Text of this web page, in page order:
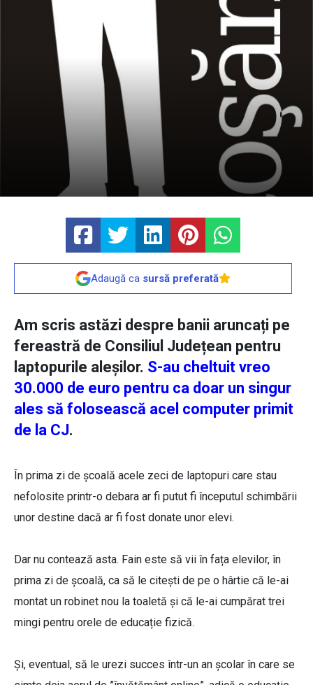
Adaugă ca sursă preferată
Am scris astăzi despre banii aruncați pe
fereastră de Consiliul Județean pentru
laptopurile aleșilor. S-au cheltuit vreo
30.000 de euro pentru ca doar un singur
ales să folosească acel computer primit
de la CJ.
În prima zi de școală acele zeci de laptopuri care stau
nefolosite printr-o debara ar fi putut fi începutul schimbării
unor destine dacă ar fi fost donate unor elevi.
Dar nu contează asta. Fain este să vii în fața elevilor, în
prima zi de școală, ca să le citești de pe o hârtie că le-ai
montat un robinet nou la toaletă și că le-ai cumpărat trei
mingi pentru orele de educație fizică.
Și, eventual, să le urezi succes într-un an școlar în care se